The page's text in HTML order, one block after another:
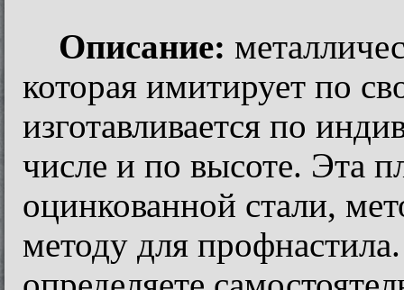
Описание:
которая имитирует по
изготавливается по
числе и по высоте. Эта
оцинкованной стали,
методу для